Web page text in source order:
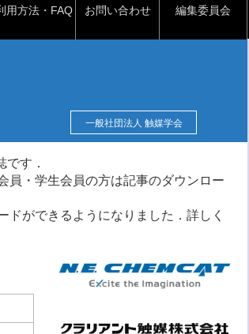
用方法・FAQ お問い合わせ 編集委員会
一般社団法人 触媒学会
す．
員・学生会員の方は記事のダウンロー
ができるようになりました．詳しく